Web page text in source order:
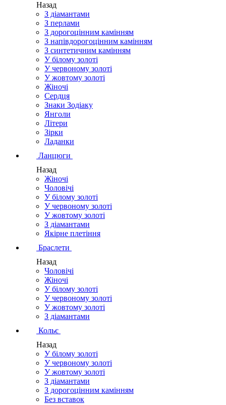
Назад
З діамантами
З перлами
З дорогоцінним камінням
З напівдорогоцінним камінням
З синтетичним камінням
У білому золоті
У червоному золоті
У жовтому золоті
Жіночі
Сердця
Знаки Зодіаку
Янголи
Літери
Зірки
Ладанки
Ланцюги
Назад
Жіночі
Чоловічі
У білому золоті
У червоному золоті
У жовтому золоті
З діамантами
Якірне плетіння
Браслети
Назад
Чоловічі
Жіночі
У білому золоті
У червоному золоті
У жовтому золоті
З діамантами
Кольє
Назад
У білому золоті
У червоному золоті
У жовтому золоті
З діамантами
З дорогоцінним камінням
Без вставок